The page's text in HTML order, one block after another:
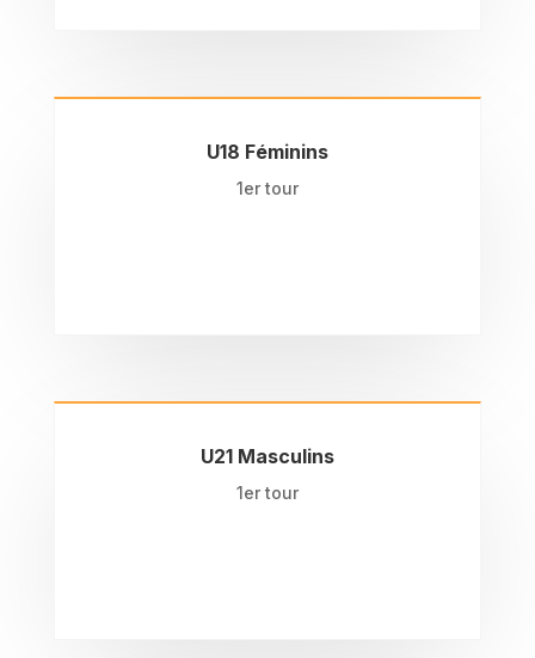
U18 Féminins
1er tour
U21 Masculins
1er tour